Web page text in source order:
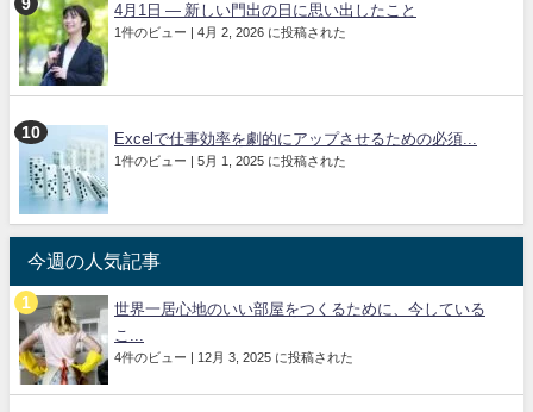
4月1日 ― 新しい門出の日に思い出したこと
1件のビュー | 4月 2, 2026 に投稿された
Excelで仕事効率を劇的にアップさせるための必須...
1件のビュー | 5月 1, 2025 に投稿された
今週の人気記事
世界一居心地のいい部屋をつくるために、今している
こ...
4件のビュー | 12月 3, 2025 に投稿された